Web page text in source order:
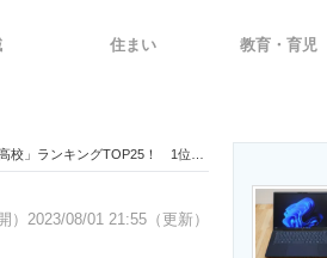
経営リーダーのコミュニティ
住まい 教育・育児
は「修猷館高校」【2023年最新調査結果】
） 2023/08/01 21:55（更新）